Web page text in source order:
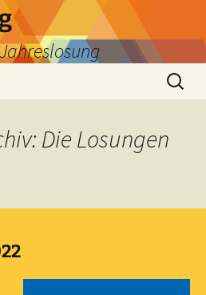
Suchen
nach:
Die Losungen